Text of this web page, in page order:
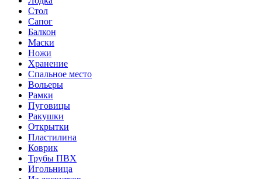
Стол
Сапог
Балкон
Маски
Ножи
Хранение
Спальное место
Вольеры
Рамки
Пуговицы
Ракушки
Открытки
Пластилина
Коврик
Трубы ПВХ
Игольница